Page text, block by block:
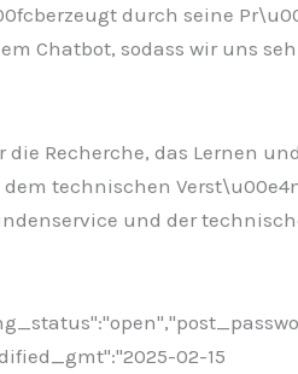
durch seine
Chatbot, sodass wir uns
Recherche, das Lernen
technischen
und der
02-15